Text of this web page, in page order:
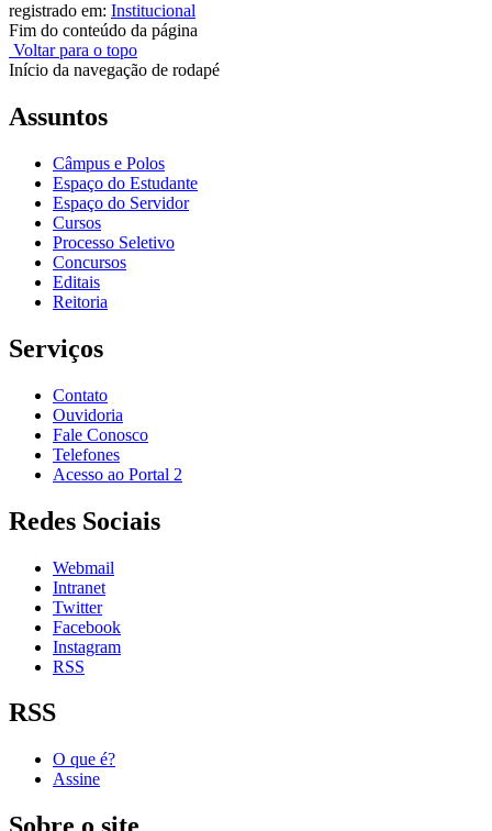
registrado em: Institucional
Fim do conteúdo da página
Voltar para o topo
Início da navegação de rodapé
Assuntos
Câmpus e Polos
Espaço do Estudante
Espaço do Servidor
Cursos
Processo Seletivo
Concursos
Editais
Reitoria
Serviços
Contato
Ouvidoria
Fale Conosco
Telefones
Acesso ao Portal 2
Redes Sociais
Webmail
Intranet
Twitter
Facebook
Instagram
RSS
RSS
O que é?
Assine